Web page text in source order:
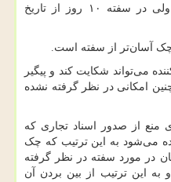
گواهی عدم پرداخت اقدام کنید، ولی در سفته ۱۰ روز از تاریخ
چک آسان‌تر از سفته است.
می‌تواند شکایت کند و پیگیر
امکانی در نظر گرفته نشده
از صدور اسناد تجاری که
می‌شود به این ترتیب که چک
در مورد سفته در نظر گرفته
به این ترتیب از بین بردن آن